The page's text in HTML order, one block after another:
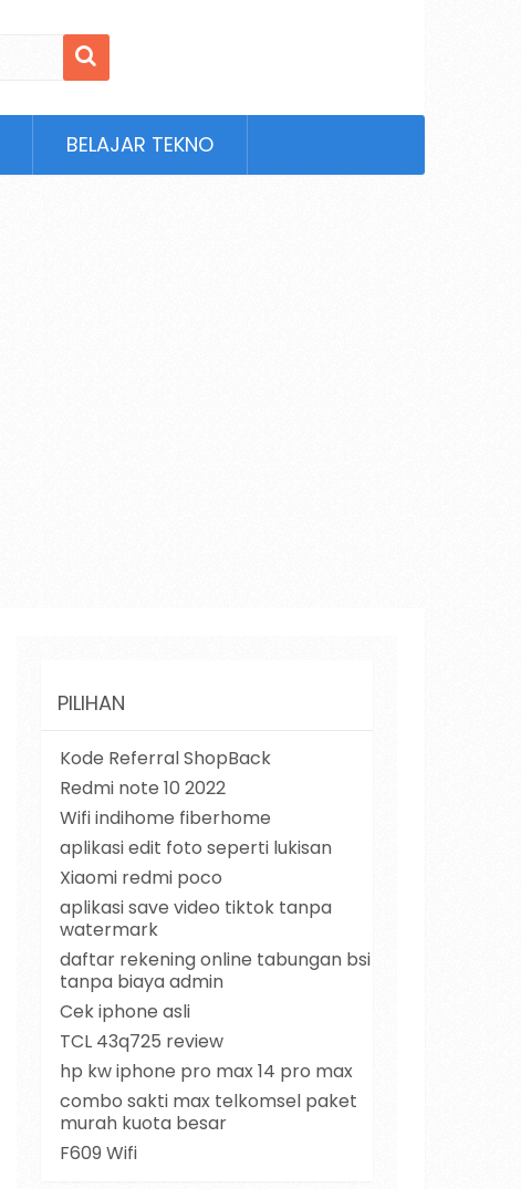
BELAJAR TEKNO
PILIHAN
Kode Referral ShopBack
Redmi note 10 2022
Wifi indihome fiberhome
aplikasi edit foto seperti lukisan
Xiaomi redmi poco
aplikasi save video tiktok tanpa
watermark
daftar rekening online tabungan bsi
tanpa biaya admin
Cek iphone asli
TCL 43q725 review
hp kw iphone pro max 14 pro max
combo sakti max telkomsel paket
murah kuota besar
F609 Wifi